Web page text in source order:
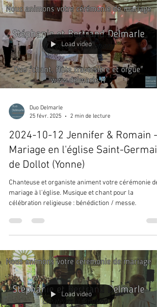
Load video
Duo Delmarle
25 févr. 2025
2 min de lecture
2024-10-12 Jennifer & Romain -
Mariage en l'église Saint-Germain
de Dollot (Yonne)
Chanteuse et organiste animent votre cérémonie de
mariage à l'église. Musique et chant pour la
célébration religieuse : bénédiction / messe.
Load video